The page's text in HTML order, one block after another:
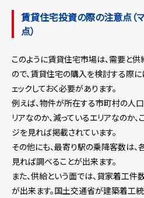
賃貸住宅投資の際の注意点（
点）
このように賃貸住宅市場は、需要と
ので、賃貸住宅の購入を検討する際
ェックしておく必要があります。
例えば、物件が所在する市町村の人
リアなのか、減っているエリアなのか
ジを見れば掲載されています。
その他にも、最寄り駅の乗降客数は
見れば調べることが出来ます。
また、供給という面では、貸家着工件
が出来ます。国土交通省が建築着工